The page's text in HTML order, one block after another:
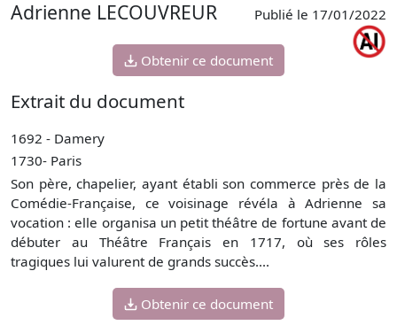
Adrienne LECOUVREUR Publié le 17/01/2022
Obtenir ce document
Extrait du document
1692 - Damery
1730- Paris
Son père, chapelier, ayant établi son commerce près de la
Comédie-Française, ce voisinage révéla à Adrienne sa
vocation : elle organisa un petit théâtre de fortune avant de
débuter au Théâtre Français en 1717, où ses rôles
tragiques lui valurent de grands succès....
Obtenir ce document